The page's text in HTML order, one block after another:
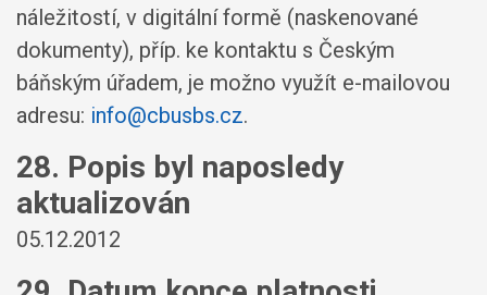
náležitostí, v digitální formě (naskenované
dokumenty), příp. ke kontaktu s Českým
báňským úřadem, je možno využít e-mailovou
adresu: info@cbusbs.cz.
28. Popis byl naposledy
aktualizován
05.12.2012